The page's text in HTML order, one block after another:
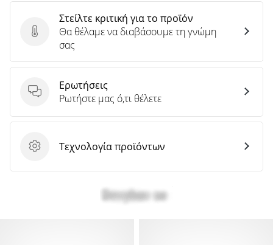
Στείλτε κριτική για το προϊόν
Στείλτε κριτική για το προϊόν
Θα θέλαμε να διαβάσουμε τη γνώμη
σας
Ερωτήσεις
Ερωτήσεις
Ρωτήστε μας ό,τι θέλετε
Τεχνολογία προϊόντων
Τεχνολογία προϊόντων